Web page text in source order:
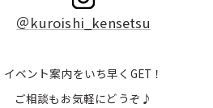
＠kuroishi_kensetsu
イベント案内をいち早くGET！
ご相談もお気軽にどうぞ♪